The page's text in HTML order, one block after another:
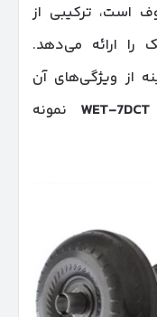
است، ترکیبی از
را ارائه می‌دهد.
از ویژگی‌های آن
WET-7DCT نمونه